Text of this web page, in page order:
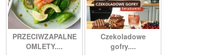
PRZECIWZAPALNE
OMLETY....
Czekoladowe
gofry....